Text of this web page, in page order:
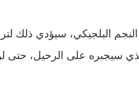
البلجيكي، سيؤدي ذلك